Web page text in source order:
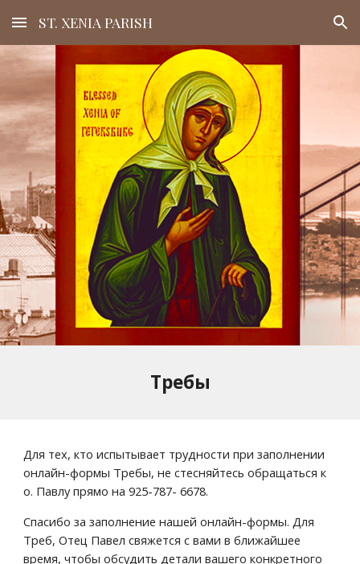
Skip to main content Skip to navigation
ST. XENIA PARISH
Требы
Для тех, кто испытывает трудности при заполнении
онлайн-формы Требы, не стесняйтесь обращаться к
о. Павлу прямо на 925-787- 6678.
Спасибо за заполнение нашей онлайн-формы. Для
Треб, Отец Павел свяжется с вами в ближайшее
время, чтобы обсудить детали вашего конкретного